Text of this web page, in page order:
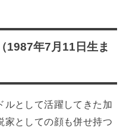
年7月11日生ま
ルとして活躍してきた加
家としての顔も併せ持つ